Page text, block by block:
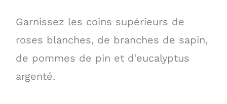
Garnissez les coins supérieurs de
roses blanches, de branches de sapin,
de pommes de pin et d’eucalyptus
argenté.